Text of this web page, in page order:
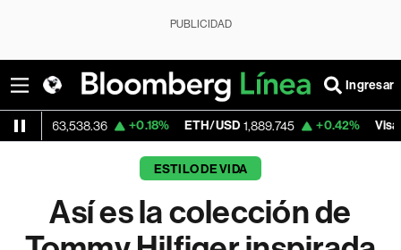
PUBLICIDAD
Ingresar
+0.18% ETH/USD 1,889.745 +0.42% Visa 366.13
ESTILO DE VIDA
Así es la colección de